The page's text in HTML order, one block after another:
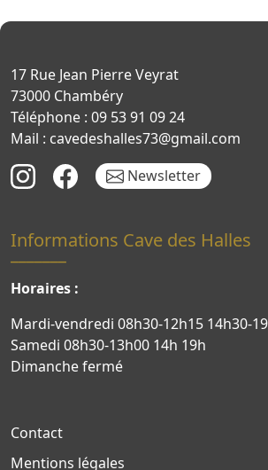
17 Rue Jean Pierre Veyrat
73000 Chambéry
Téléphone : 09 53 91 09 24
Mail : cavedeshalles73@gmail.com
Newsletter
Informations Cave des Halles
Horaires :
Mardi-vendredi 08h30-12h15 14h30-
Samedi 08h30-13h00 14h 19h
Dimanche fermé
Contact
Mentions légales